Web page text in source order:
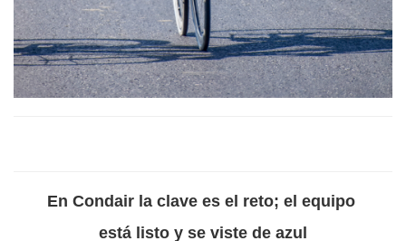
En Condair la clave es el reto; el equipo
está listo y se viste de azul